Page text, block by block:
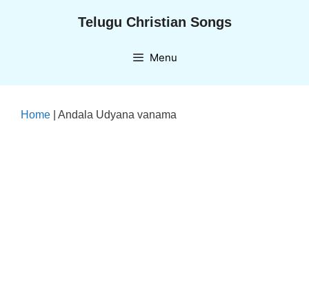
Telugu Christian Songs
Menu
Home Andala Udyana vanama